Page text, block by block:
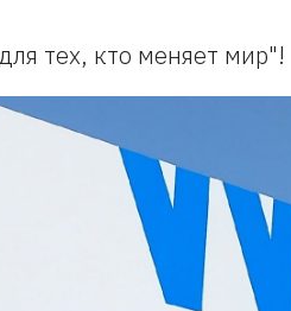
тех, кто меняет мир"!